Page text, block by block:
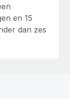
en 15
dan zes